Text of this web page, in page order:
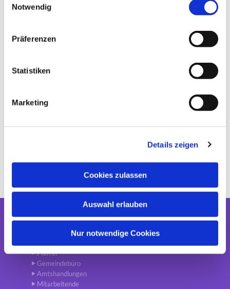
Notwendig
Präferenzen
Statistiken
Marketing
Details zeigen
Cookies zulassen
Auswahl erlauben
Nur notwendige Cookies
Pfarrer
Gemeindebüro
Amtshandlungen
Mitarbeitende